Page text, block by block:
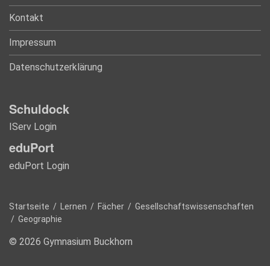
Kontakt
Impressum
Datenschutzerklärung
Schuldock
IServ Login
eduPort
eduPort Login
Startseite / Lernen / Fächer / Gesellschaftswissenschaften
/ Geographie
© 2026 Gymnasium Buckhorn